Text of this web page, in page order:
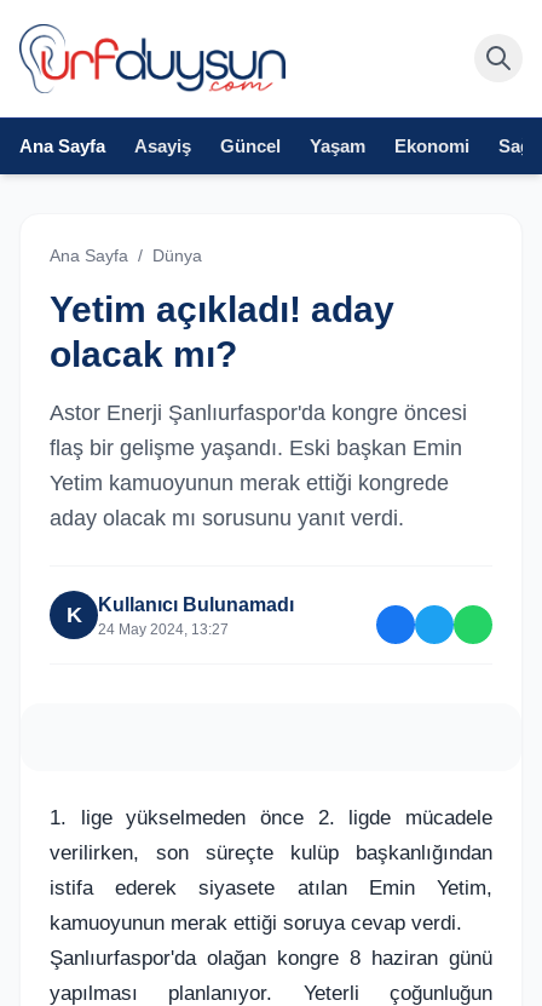
Ana Sayfa Asayiş Güncel Yaşam Ekonomi
Ana Sayfa / Dünya
Yetim açıkladı! aday
olacak mı?
Astor Enerji Şanlıurfaspor'da kongre öncesi
flaş bir gelişme yaşandı. Eski başkan Emin
Yetim kamuoyunun merak ettiği kongrede
aday olacak mı sorusunu yanıt verdi.
K Kullanıcı Bulunamadı
24 May 2024, 13:27
1. lige yükselmeden önce 2. ligde mücadele
verilirken, son süreçte kulüp başkanlığından
istifa ederek siyasete atılan Emin Yetim,
kamuoyunun merak ettiği soruya cevap verdi.
Şanlıurfaspor'da olağan kongre 8 haziran günü
yapılması planlanıyor. Yeterli çoğunluğun